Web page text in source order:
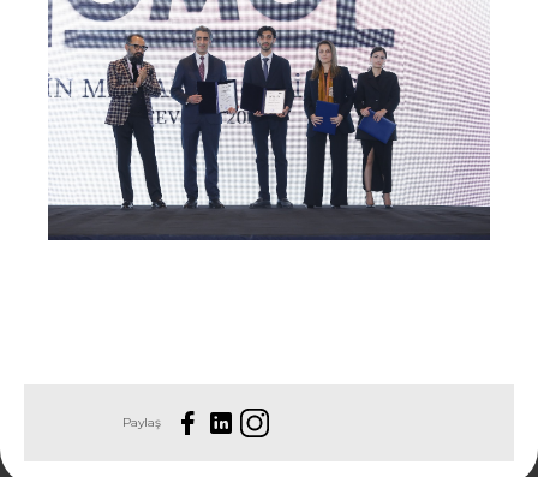
Paylaş